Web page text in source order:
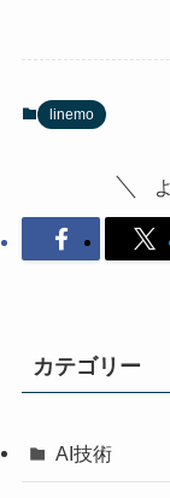
linemo
カテゴリー
AI技術